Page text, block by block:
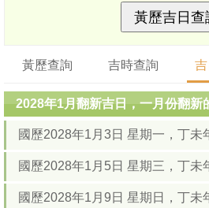
黃歷查詢 吉時查詢
2028年1月翻新吉日，一月份翻新
國歷2028年1月3日 星期一，丁未
國歷2028年1月5日 星期三，丁未
國歷2028年1月9日 星期日，丁未